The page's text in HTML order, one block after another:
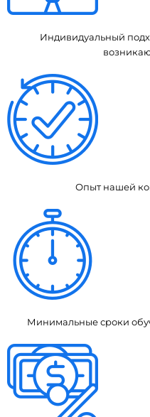
Индивидуальный
Опыт нашей
Минимальные сроки